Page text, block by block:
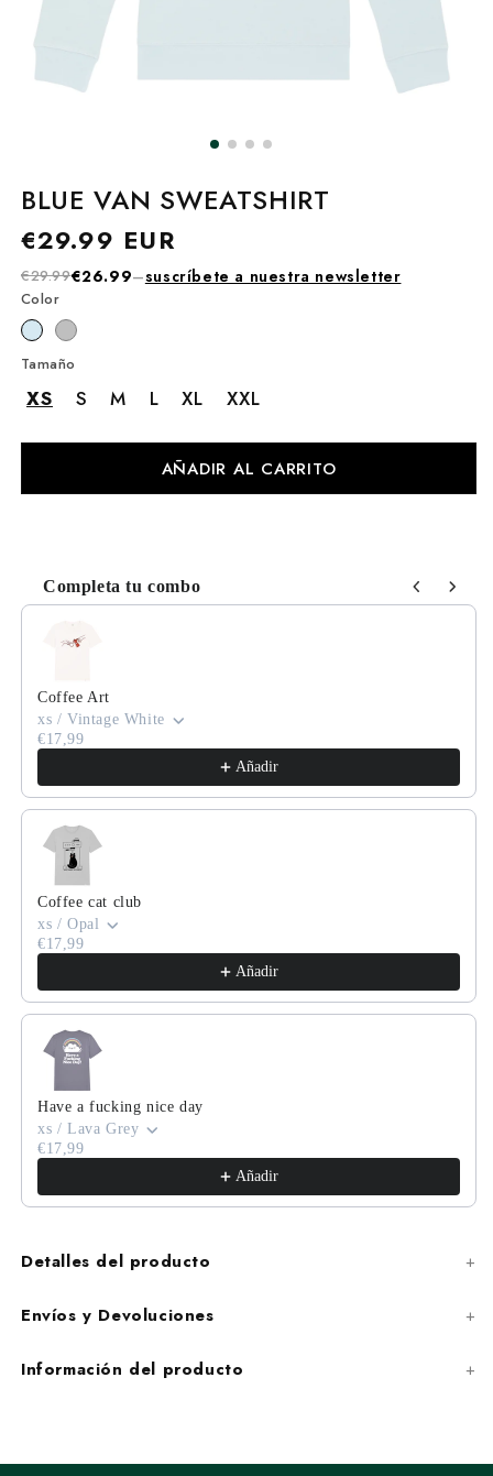
BLUE VAN SWEATSHIRT
Precio
€29.99 EUR
€29.99€26.99–suscríbete a nuestra newsletter
Tamaño
XS S M L XL XXL
Color
AÑADIR AL CARRITO
Completa tu combo
Use the Previous and Next buttons to navigate through
Coffee Art
xs / Vintage White
€17,99
Añadir
Coffee cat club
xs / Opal
€17,99
Añadir
Have a fucking nice day
xs / Lava Grey
€17,99
Añadir
Detalles del producto
Envíos y Devoluciones
Información del producto